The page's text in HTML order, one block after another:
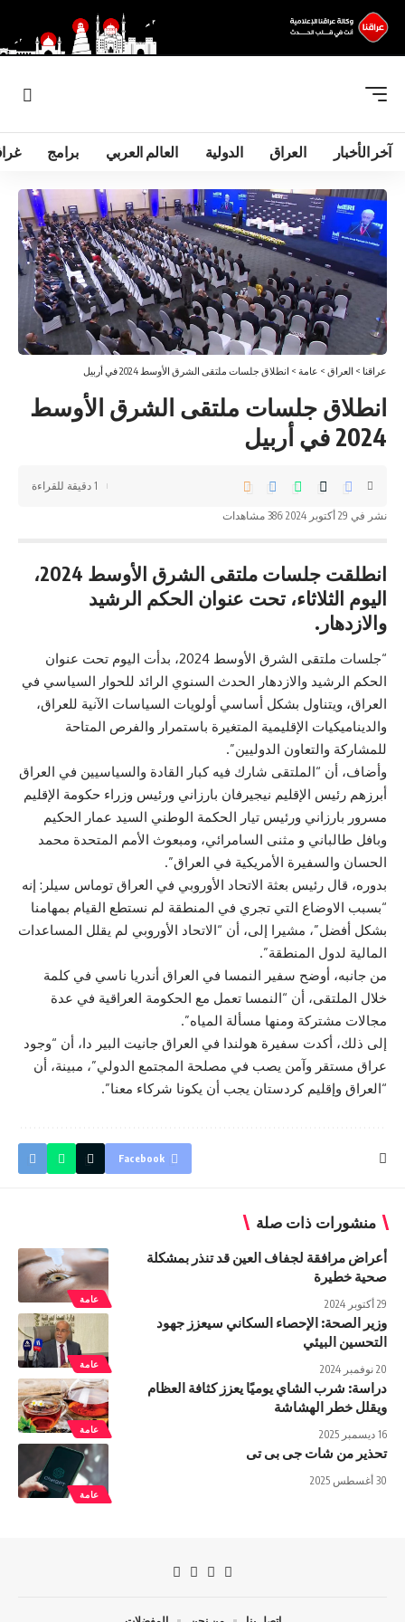
آخر الأخبار العراق الدولية العالم العربي برامج
عراقنا > العراق > عامة > انطلاق جلسات ملتقى الشرق الأوسط 2024 في أربيل
انطلاق جلسات ملتقى الشرق الأوسط
2024 في أربيل
نشر في 29 أكتوبر 2024 386 مشاهدات
1 دقيقة للقراءة
انطلقت جلسات ملتقى الشرق الأوسط 2024،
اليوم الثلاثاء، تحت عنوان الحكم الرشيد
والازدهار.
“جلسات ملتقى الشرق الأوسط 2024، بدأت اليوم تحت عنوان
الحكم الرشيد والازدهار الحدث السنوي الرائد للحوار السياسي في
العراق، ويتناول بشكل أساسي أولويات السياسات الآنية للعراق،
والديناميكيات الإقليمية المتغيرة باستمرار والفرص المتاحة
للمشاركة والتعاون الدوليين”.
وأضاف، أن “الملتقى شارك فيه كبار القادة والسياسيين في العراق
أبرزهم رئيس الإقليم نيجيرفان بارزاني ورئيس وزراء حكومة الإقليم
مسرور بارزاني ورئيس تيار الحكمة الوطني السيد عمار الحكيم
وبافل طالباني و مثنى السامرائي، ومبعوث الأمم المتحدة محمد
الحسان والسفيرة الأمريكية في العراق”.
بدوره، قال رئيس بعثة الاتحاد الأوروبي في العراق توماس سيلر: إنه
“بسبب الاوضاع التي تجري في المنطقة لم نستطع القيام بمهامنا
بشكل أفضل”، مشيرا إلى، أن “الاتحاد الأوروبي لم يقلل المساعدات
المالية لدول المنطقة”.
من جانبه، أوضح سفير النمسا في العراق أندريا ناسي في كلمة
خلال الملتقى، أن “النمسا تعمل مع الحكومة العراقية في عدة
مجالات مشتركة ومنها مسألة المياه”.
إلى ذلك، أكدت سفيرة هولندا في العراق جانيت البير دا، أن “وجود
عراق مستقر وآمن يصب في مصلحة المجتمع الدولي”، مبينة، أن
“العراق وإقليم كردستان يجب أن يكونا شركاء معنا”.
Facebook
منشورات ذات صلة
عامة
أعراض مرافقة لجفاف العين قد تنذر بمشكلة
صحية خطيرة
29 أكتوبر 2024
عامة
وزير الصحة: الإحصاء السكاني سيعزز جهود
التحسين البيئي
20 نوفمبر 2024
عامة
دراسة: شرب الشاي يوميًا يعزز كثافة العظام
ويقلل خطر الهشاشة
16 ديسمبر 2025
عامة
تحذير من شات جى بى تى
30 أغسطس 2025